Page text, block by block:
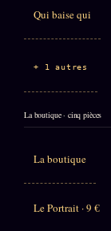
Qui baise qui
+ 1 autres
La boutique · cinq pièces
La boutique
Le Portrait · 9 €